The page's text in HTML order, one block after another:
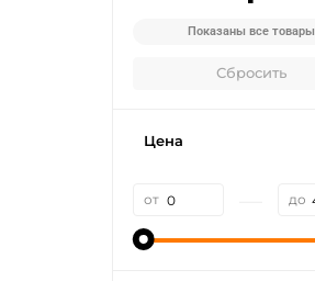
Показаны все товары
Сбросить
Цена
от до